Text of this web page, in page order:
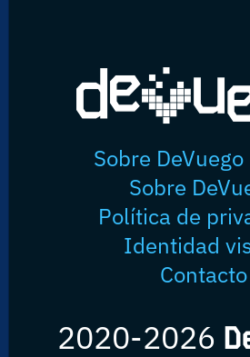
Sobre DeVuego
Sobre
Política de
Identidad
Contacto
2020-2026